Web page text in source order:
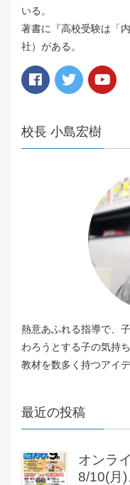
いる。
著書に『高校受験は「
社）がある。
校長 小島宏樹
熱意あふれる指導で、
わろうとする子の気持
教材を数多く持つアイ
最近の投稿
オンラ
8/10(月)